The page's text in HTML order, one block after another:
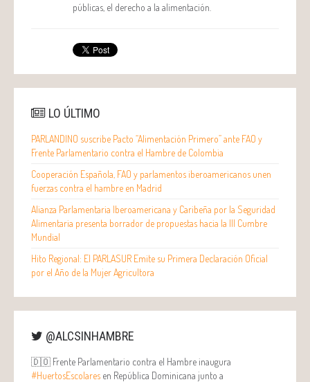
públicas, el derecho a la alimentación.
LO ÚLTIMO
PARLANDINO suscribe Pacto “Alimentación Primero” ante FAO y
Frente Parlamentario contra el Hambre de Colombia
Cooperación Española, FAO y parlamentos iberoamericanos unen
fuerzas contra el hambre en Madrid
Alianza Parlamentaria Iberoamericana y Caribeña por la Seguridad
Alimentaria presenta borrador de propuestas hacia la III Cumbre
Mundial
Hito Regional: El PARLASUR Emite su Primera Declaración Oficial
por el Año de la Mujer Agricultora
@ALCSINHAMBRE
🇩🇴 Frente Parlamentario contra el Hambre inaugura
#HuertosEscolares en República Dominicana junto a